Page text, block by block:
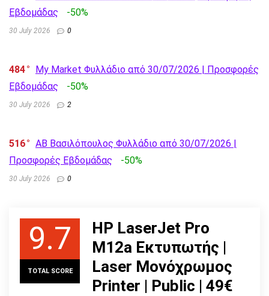
Εβδομάδας
-50%
30 July 2026 0
484
My Market Φυλλάδιο από 30/07/2026 | Προσφορές
Εβδομάδας
-50%
30 July 2026 2
516
AB Βασιλόπουλος Φυλλάδιο από 30/07/2026 |
Προσφορές Εβδομάδας
-50%
30 July 2026 0
9.7
TOTAL SCORE
HP LaserJet Pro
M12a Εκτυπωτής |
Laser Μονόχρωμος
Printer | Public | 49€